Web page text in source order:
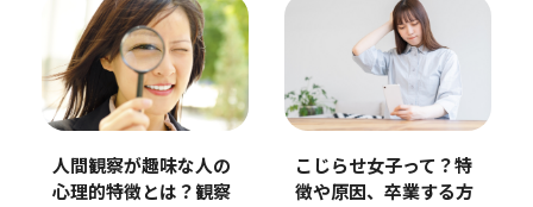
人間観察が趣味な人の
心理的特徴とは？観察
こじらせ女子って？特
徴や原因、卒業する方